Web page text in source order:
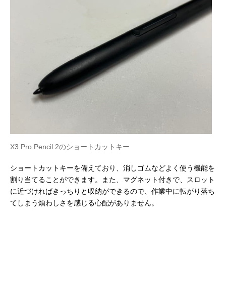
X3 Pro Pencil 2のショートカットキー
ショートカットキーを備えており、消しゴムなどよく使う機能を
割り当てることができます。また、マグネット付きで、スロット
に近づければきっちりと収納ができるので、作業中に転がり落ち
てしまう煩わしさを感じる心配がありません。